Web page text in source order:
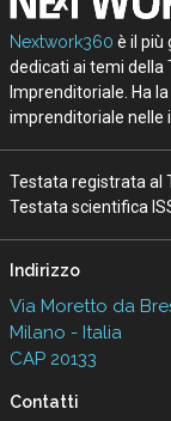
Nextwork360 è il più
dedicati ai temi della
Imprenditoriale. Ha
imprenditoriale nelle
Testata registrata al
Testata scientifica
Indirizzo
Via Moretto da
Milano - Italia
CAP 20133
Contatti